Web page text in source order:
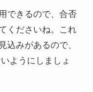
できるので、合否
くださいね。これ
込みがあるので、
ようにしましょ